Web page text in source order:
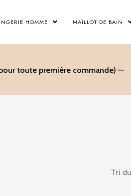
HOMME MAILLOT DE BAIN
toute première commande) —